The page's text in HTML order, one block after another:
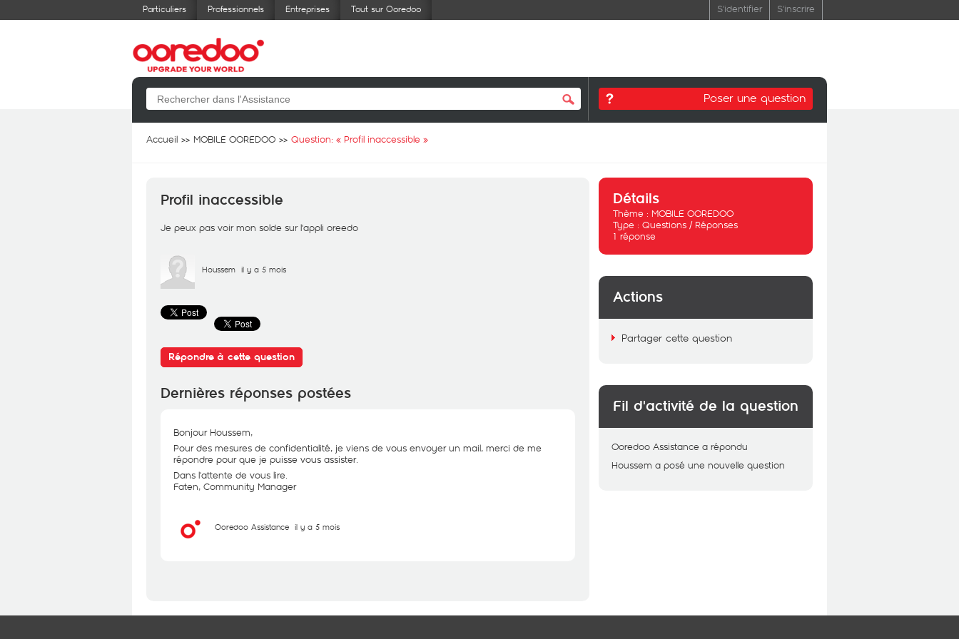
Particuliers Professionnels Entreprises Tout sur Ooredoo S'identifier S'inscrire
Poser une question
Accueil MOBILE OOREDOO Question: « Profil inaccessible »
Profil inaccessible
Je peux pas voir mon solde sur l'appli oreedo
Houssem il y a 5 mois
Répondre à cette question
Dernières réponses postées
Bonjour Houssem,
Pour des mesures de confidentialité, je viens de vous envoyer un mail, merci de me
répondre pour que je puisse vous assister.
Dans l'attente de vous lire.
Faten, Community Manager
Ooredoo Assistance il y a 5 mois
Détails
Thème : MOBILE OOREDOO
Type : Questions / Réponses
1 réponse
Actions
Partager cette question
Fil d'activité de la question
Ooredoo Assistance a répondu
Houssem a posé une nouvelle question